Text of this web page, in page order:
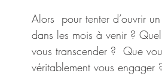
Alors  pour tenter d’ouvrir
dans les mois à venir ?
vous transcender ?  Que
véritablement vous